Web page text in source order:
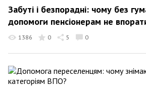
Забуті і безпорадні: чому без
допомоги пенсіонерам не
1386 0 5 0